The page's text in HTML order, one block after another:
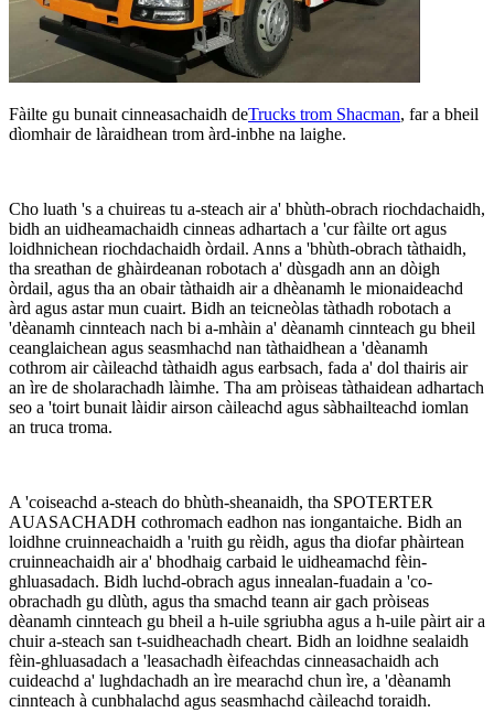
Fàilte gu bunait cinneasachaidh deTrucks trom Shacman, far a bheil
dìomhair de làraidhean trom àrd-inbhe na laighe.
Cho luath 's a chuireas tu a-steach air a' bhùth-obrach riochdachaidh,
bidh an uidheamachaidh cinneas adhartach a 'cur fàilte ort agus
loidhnichean riochdachaidh òrdail. Anns a 'bhùth-obrach tàthaidh,
tha sreathan de ghàirdeanan robotach a' dùsgadh ann an dòigh
òrdail, agus tha an obair tàthaidh air a dhèanamh le mionaideachd
àrd agus astar mun cuairt. Bidh an teicneòlas tàthadh robotach a
'dèanamh cinnteach nach bi a-mhàin a' dèanamh cinnteach gu bheil
ceanglaichean agus seasmhachd nan tàthaidhean a 'dèanamh
cothrom air càileachd tàthaidh agus earbsach, fada a' dol thairis air
an ìre de sholarachadh làimhe. Tha am pròiseas tàthaidean adhartach
seo a 'toirt bunait làidir airson càileachd agus sàbhailteachd iomlan
an truca troma.
A 'coiseachd a-steach do bhùth-sheanaidh, tha SPOTERTER
AUASACHADH cothromach eadhon nas iongantaiche. Bidh an
loidhne cruinneachaidh a 'ruith gu rèidh, agus tha diofar phàirtean
cruinneachaidh air a' bhodhaig carbaid le uidheamachd fèin-
ghluasadach. Bidh luchd-obrach agus innealan-fuadain a 'co-
obrachadh gu dlùth, agus tha smachd teann air gach pròiseas
dèanamh cinnteach gu bheil a h-uile sgriubha agus a h-uile pàirt air a
chuir a-steach san t-suidheachadh cheart. Bidh an loidhne sealaidh
fèin-ghluasadach a 'leasachadh èifeachdas cinneasachaidh ach
cuideachd a' lughdachadh an ìre mearachd chun ìre, a 'dèanamh
cinnteach à cunbhalachd agus seasmhachd càileachd toraidh.